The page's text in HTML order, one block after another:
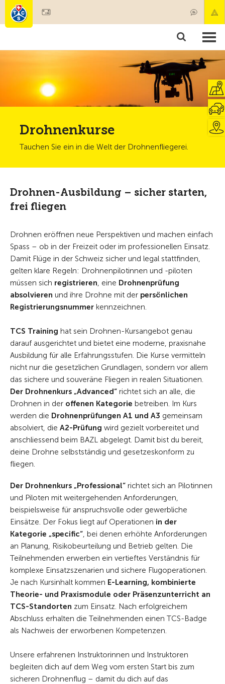
Mitgliedschaft & Leistungen
Drohnenkurse
Tauchen Sie ein in die Welt der Drohnenfliegerei.
Drohnen-Ausbildung – sicher starten,
frei fliegen
Drohnen eröffnen neue Perspektiven und machen einfach
Spass – ob in der Freizeit oder im professionellen Einsatz.
Damit Flüge in der Schweiz sicher und legal stattfinden,
gelten klare Regeln: Drohnenpilotinnen und -piloten
müssen sich registrieren, eine Drohnenprüfung
absolvieren und ihre Drohne mit der persönlichen
Registrierungsnummer kennzeichnen.
TCS Training hat sein Drohnen-Kursangebot genau
darauf ausgerichtet und bietet eine moderne, praxisnahe
Ausbildung für alle Erfahrungsstufen. Die Kurse vermitteln
nicht nur die gesetzlichen Grundlagen, sondern vor allem
das sichere und souveräne Fliegen in realen Situationen.
Der Drohnenkurs „Advanced“ richtet sich an alle, die
Drohnen in der offenen Kategorie betreiben. Im Kurs
werden die Drohnenprüfungen A1 und A3 gemeinsam
absolviert, die A2-Prüfung wird gezielt vorbereitet und
anschliessend beim BAZL abgelegt. Damit bist du bereit,
deine Drohne selbstständig und gesetzeskonform zu
fliegen.
Der Drohnenkurs „Professional“ richtet sich an Pilotinnen
und Piloten mit weitergehenden Anforderungen,
beispielsweise für anspruchsvolle oder gewerbliche
Einsätze. Der Fokus liegt auf Operationen in der
Kategorie „specific“, bei denen erhöhte Anforderungen
an Planung, Risikobeurteilung und Betrieb gelten. Die
Teilnehmenden erwerben ein vertieftes Verständnis für
komplexe Einsatzszenarien und sichere Flugoperationen.
Je nach Kursinhalt kommen E-Learning, kombinierte
Theorie- und Praxismodule oder Präsenzunterricht an
TCS-Standorten zum Einsatz. Nach erfolgreichem
Abschluss erhalten die Teilnehmenden einen TCS-Badge
als Nachweis der erworbenen Kompetenzen.
Unsere erfahrenen Instruktorinnen und Instruktoren
begleiten dich auf dem Weg vom ersten Start bis zum
sicheren Drohnenflug – damit du dich auf das